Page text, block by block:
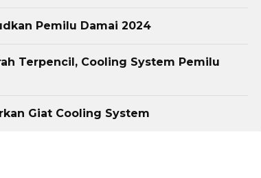
Pemilu Damai 2024
Terpencil, Cooling System Pemilu
Giat Cooling System